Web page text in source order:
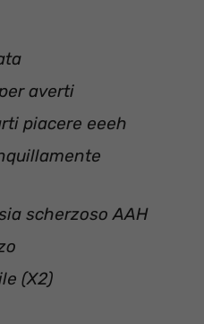
averti
piacere eeeh
scherzoso AAH
(X2)